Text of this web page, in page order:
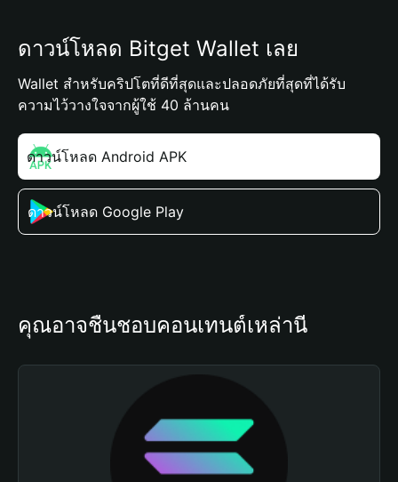
ดาวน์โหลด Bitget Wallet เลย
Wallet สำหรับคริปโตที่ดีที่สุดและปลอดภัยที่สุดที่ได้รับ
ความไว้วางใจจากผู้ใช้ 40 ล้านคน
ดาวน์โหลด Android APK
ดาวน์โหลด Google Play
คุณอาจชื่นชอบคอนเทนต์เหล่านี้